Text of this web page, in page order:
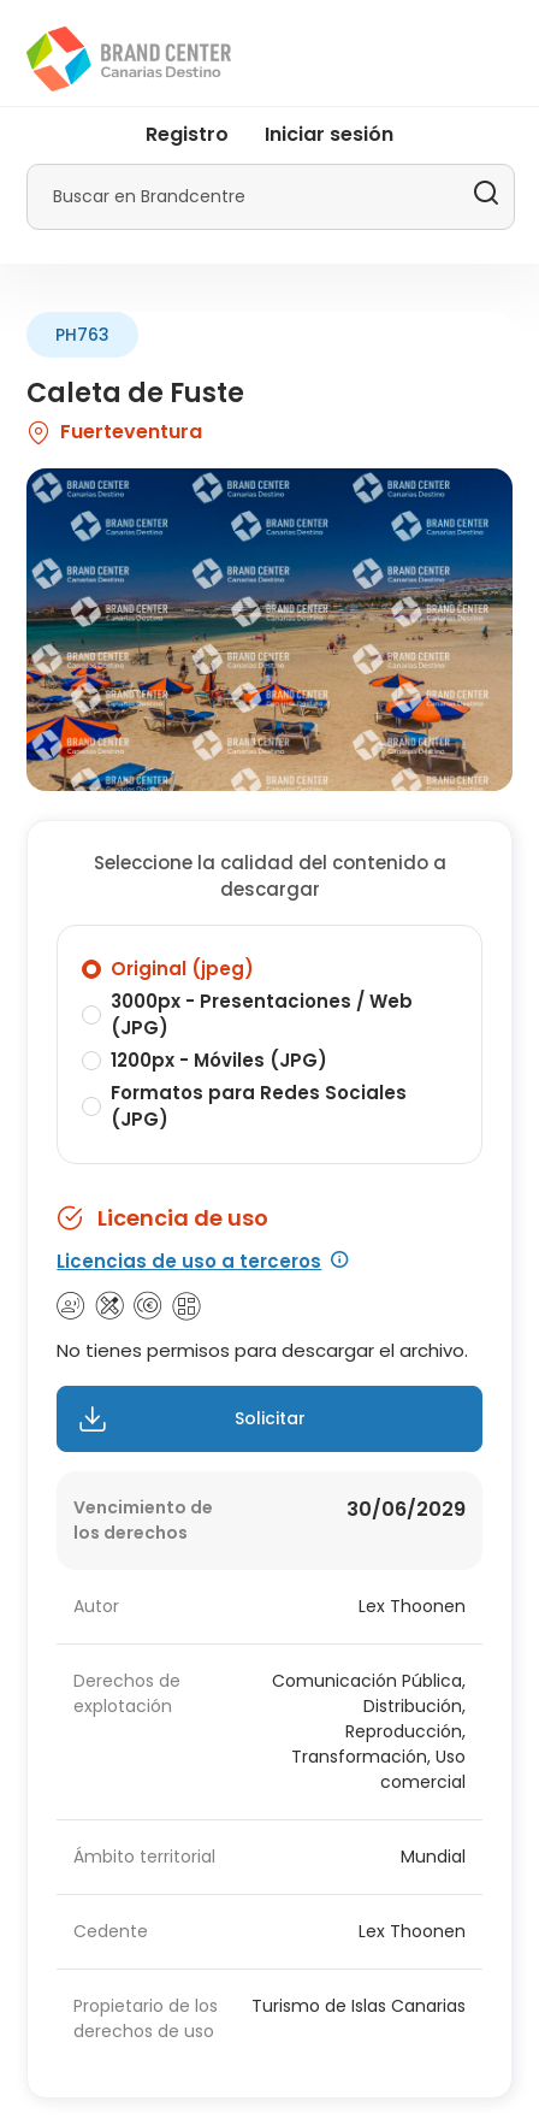
contenido
principal
menu
Promotur
Registro Iniciar sesión
Buscar
Caleta de Fuste
PH763
Fuerteventura
Seleccione la calidad del contenido a
descargar
Original (jpeg)
3000px - Presentaciones / Web
(JPG)
1200px - Móviles (JPG)
Formatos para Redes Sociales
(JPG)
Licencia de uso
Licencias de uso a terceros
No tienes permisos para descargar el archivo.
Solicitar
Vencimiento de
los derechos
30/06/2029
Autor Lex Thoonen
Derechos de
explotación
Comunicación Pública,
Distribución,
Reproducción,
Transformación, Uso
comercial
Ámbito territorial Mundial
Cedente Lex Thoonen
Propietario de los
derechos de uso
Turismo de Islas Canarias